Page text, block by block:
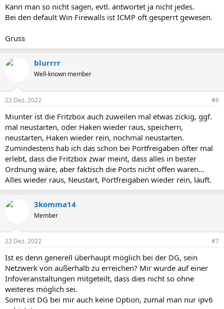
Kann man so nicht sagen, evtl. antwortet ja nicht jedes.
Bei den default Win Firewalls ist ICMP oft gesperrt gewesen.
Gruss
blurrrr
Well-known member
22 Dez. 2022 #6
Miunter ist die Fritzbox auch zuweilen mal etwas zickig, ggf.
mal neustarten, oder Haken wieder raus, speichern,
neustarten, Haken wieder rein, nochmal neustarten.
Zumindestens hab ich das schon bei Portfreigaben öfter mal
erlebt, dass die Fritzbox zwar meint, dass alles in bester
Ordnung wäre, aber faktisch die Ports nicht offen waren...
Alles wieder raus, Neustart, Portfreigaben wieder rein, läuft.
3komma14
Member
22 Dez. 2022 #7
Ist es denn generell überhaupt möglich bei der DG, sein
Netzwerk von außerhalb zu erreichen? Mir wurde auf einer
Infoveranstaltungen mitgeteilt, dass dies nicht so ohne
weiteres möglich sei.
Somit ist DG bei mir auch keine Option, zumal man nur ipv6